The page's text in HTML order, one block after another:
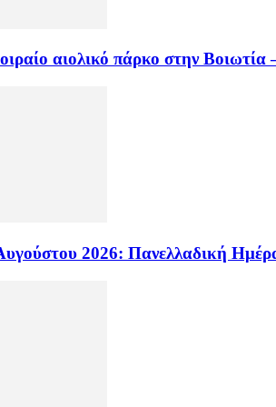
αιολικό πάρκο στην
2026: Πανελλαδική